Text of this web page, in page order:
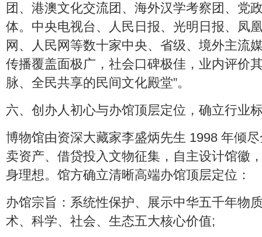
团、港澳文化交流团、海外汉学考察团、党
体。中央电视台、人民日报、光明日报、凤
网、人民网等数十家中央、省级、境外主流
传播覆盖面极广，社会口碑极佳，业内评价
脉、全民共享的民间文化殿堂”。
六、创办人初心与办馆顶层定位，确立行业
博物馆由资深大藏家李盛炳先生 1998 年倾
卖资产、借贷投入文物征集，自主设计馆徽
身理想。馆方确立清晰高端办馆顶层定位：
办馆宗旨：系统性保护、展示中华五千年物
术、科学、社会、生态五大核心价值;